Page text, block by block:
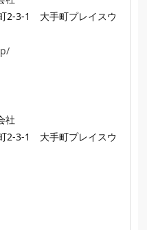
2-3-1 大手町プレイスウ
社
2-3-1 大手町プレイスウ